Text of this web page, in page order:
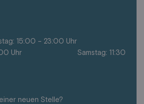
15:00 – 23:00 Uhr
00:00 Uhr Samstag: 11:30
neuen Stelle?